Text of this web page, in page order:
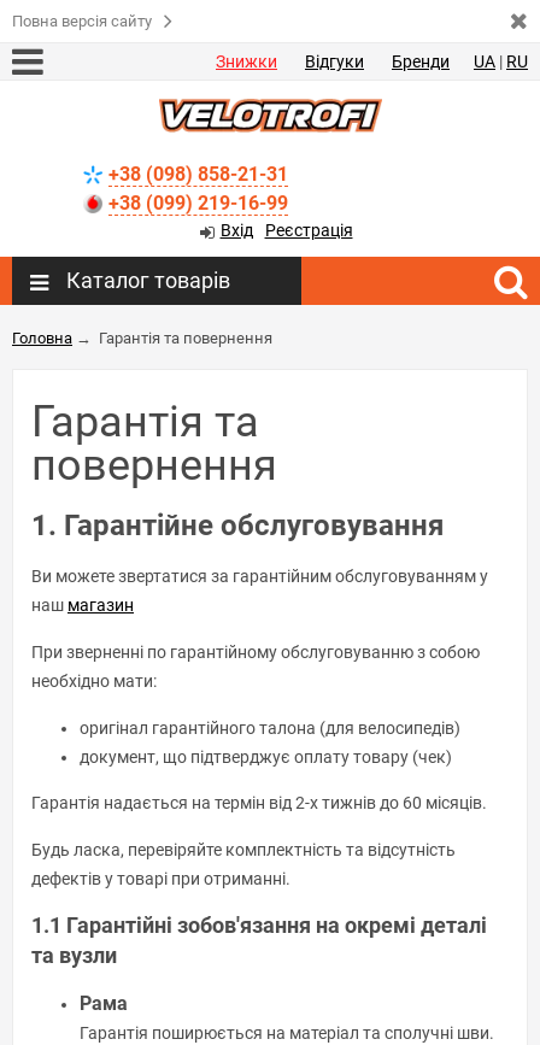
Повна версія сайту
Знижки Відгуки Бренди UA | RU
+38 (098) 858-21-31
+38 (099) 219-16-99
Вхід Реєстрація
Каталог товарів
Головна → Гарантія та повернення
Гарантія та
повернення
1. Гарантійне обслуговування
Ви можете звертатися за гарантійним обслуговуванням у
наш магазин
При зверненні по гарантійному обслуговуванню з собою
необхідно мати:
оригінал гарантійного талона (для велосипедів)
документ, що підтверджує оплату товару (чек)
Гарантія надається на термін від 2-х тижнів до 60 місяців.
Будь ласка, перевіряйте комплектність та відсутність
дефектів у товарі при отриманні.
1.1 Гарантійні зобов'язання на окремі деталі
та вузли
Рама
Гарантія поширюється на матеріал та сполучні шви.